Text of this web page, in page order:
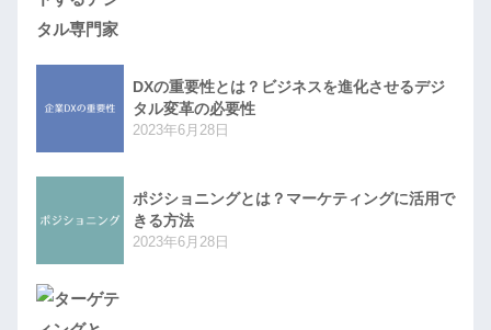
DXの重要性とは？ビジネスを進化させるデジ
タル変革の必要性
2023年6月28日
ポジショニングとは？マーケティングに活用で
きる方法
2023年6月28日